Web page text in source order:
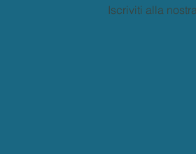
Iscriviti alla